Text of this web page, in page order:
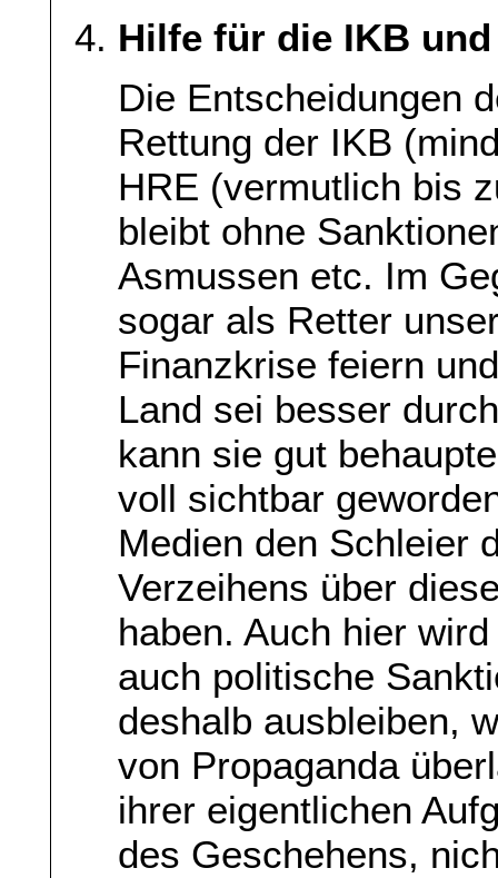
Hilfe für die IKB und
Die Entscheidungen
Rettung der IKB
HRE (vermutlich bis
bleibt ohne
Asmussen etc. Im
sogar als Retter
Finanzkrise feiern
Land sei besser
kann sie gut
voll sichtbar
Medien den Schleier
Verzeihens über
haben. Auch hier
auch politische
deshalb ausbleiben,
von Propaganda
ihrer eigentlichen
des Geschehens,